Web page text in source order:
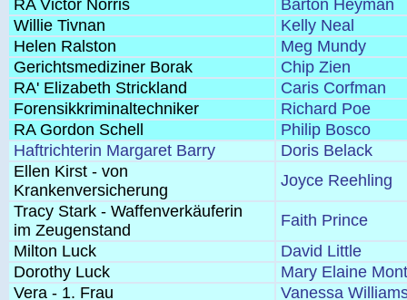
RA Victor Norris
Barton Heyman
Willie Tivnan
Kelly Neal
Helen Ralston
Meg Mundy
Gerichtsmediziner Borak
Chip Zien
RA' Elizabeth Strickland
Caris Corfman
Forensikkriminaltechniker
Richard Poe
RA Gordon Schell
Philip Bosco
Haftrichterin Margaret Barry
Doris Belack
Ellen Kirst - von
Krankenversicherung
Joyce Reehling
Tracy Stark - Waffenverkäuferin
im Zeugenstand
Faith Prince
Milton Luck
David Little
Dorothy Luck
Mary Elaine
Vera - 1. Frau
Vanessa